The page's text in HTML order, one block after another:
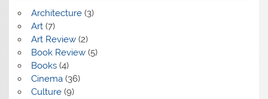
Architecture(3)
Art(7)
Art Review(2)
Book Review(5)
Books(4)
Cinema(36)
Culture(9)